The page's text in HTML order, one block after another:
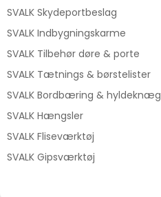
SVALK Skydeportbeslag
SVALK Indbygningskarme
SVALK Tilbehør døre & porte
SVALK Tætnings & børstelister
SVALK Bordbæring &
SVALK Hængsler
SVALK Fliseværktøj
SVALK Gipsværktøj